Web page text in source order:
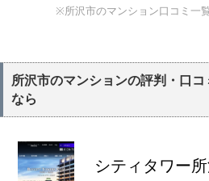
※所沢市のマンション口コミ一
所沢市のマンションの評判・口
なら
シティタワー